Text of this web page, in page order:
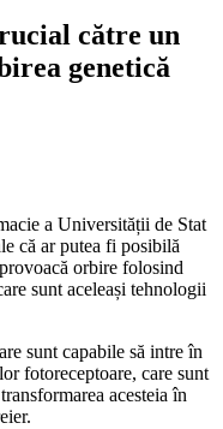
către un
genetică
a Universității de Stat
că ar putea fi posibilă
orbire folosind
sunt aceleași tehnologii
sunt capabile să intre în
fotoreceptoare, care sunt
acesteia în